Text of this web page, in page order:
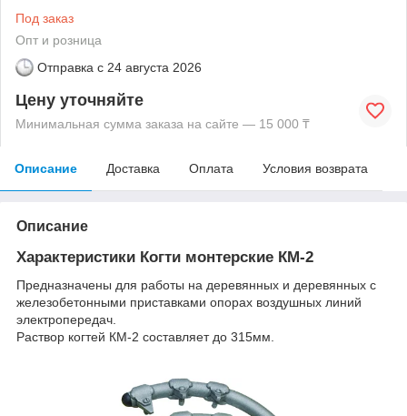
Под заказ
Опт и розница
Отправка с 24 августа 2026
Цену уточняйте
Минимальная сумма заказа на сайте — 15 000 ₸
Описание Доставка Оплата Условия возврата
Описание
Характеристики Когти монтерские КМ-2
Предназначены для работы на деревянных и деревянных с
железобетонными приставками опорах воздушных линий
электропередач.
Раствор когтей КМ-2 составляет до 315мм.